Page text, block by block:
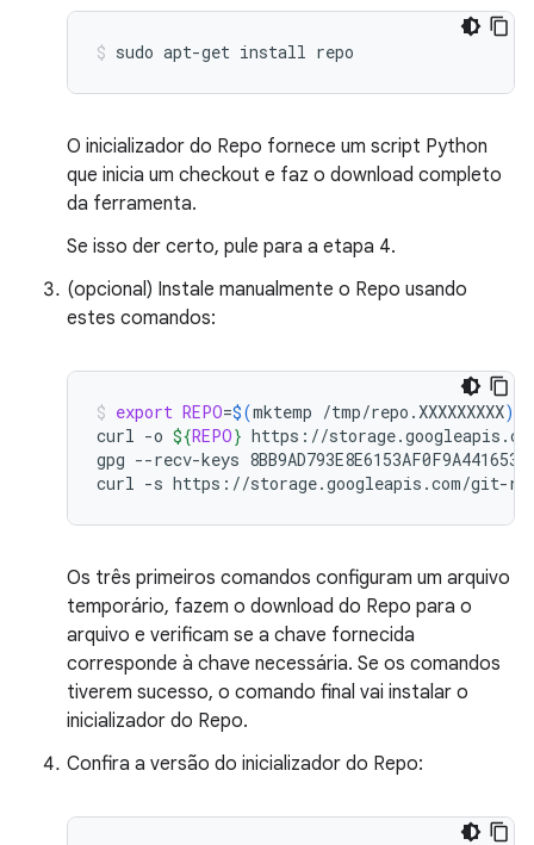
sudo apt-get install repo
O inicializador do Repo fornece um script Python
que inicia um checkout e faz o download completo
da ferramenta.
Se isso der certo, pule para a etapa 4.
(opcional) Instale manualmente o Repo usando
estes comandos:
export REPO=$(mktemp /tmp/repo.XXXXXXXXX)
curl -o ${REPO} https://
gpg --recv-keys
curl -s https://storage.googleapis.com/git-
Os três primeiros comandos configuram um arquivo
temporário, fazem o download do Repo para o
arquivo e verificam se a chave fornecida
corresponde à chave necessária. Se os comandos
tiverem sucesso, o comando final vai instalar o
inicializador do Repo.
Confira a versão do inicializador do Repo: